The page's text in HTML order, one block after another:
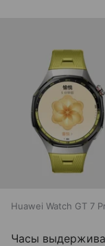
Huawei Watch GT 7
Часы